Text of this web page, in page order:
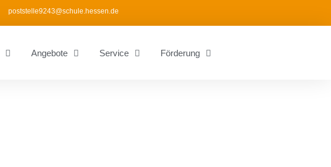
poststelle9243@schule.hessen.de
Angebote Service Förderung